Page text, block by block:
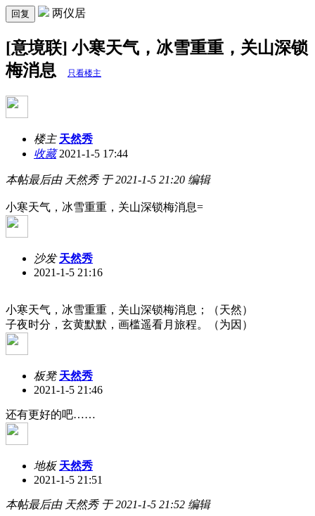
回复 两仪居
[意境联] 小寒天气，冰雪重重，关山深锁
梅消息
只看楼主
楼主 天然秀
收藏2021-1-5 17:44
本帖最后由 天然秀 于 2021-1-5 21:20 编辑
小寒天气，冰雪重重，关山深锁梅消息=
沙发 天然秀
2021-1-5 21:16
小寒天气，冰雪重重，关山深锁梅消息；（天然）
子夜时分，玄黄默默，画槛遥看月旅程。（为因）
板凳 天然秀
2021-1-5 21:46
还有更好的吧……
地板 天然秀
2021-1-5 21:51
本帖最后由 天然秀 于 2021-1-5 21:52 编辑